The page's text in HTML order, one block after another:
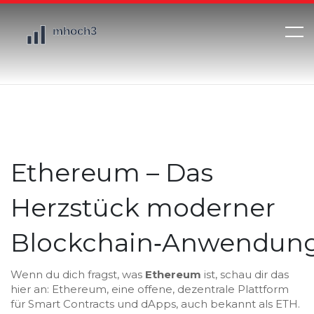
Ethereum – Das
Herzstück moderner
Wenn du dich fragst, was Ethereum ist, schau dir das
hier an: Ethereum, eine offene, dezentrale Plattform
für Smart Contracts und dApps, auch bekannt als ETH.